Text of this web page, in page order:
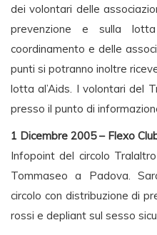
dei volontari delle
prevenzione e sulla
coordinamento e delle
punti si potranno inoltre
lotta al’Aids. I volontari del
presso il punto di
1 Dicembre 2005 – Flexo
Infopoint del circolo
Tommaseo a Padova.
circolo con distribuzione di
rossi e depliant sul sesso